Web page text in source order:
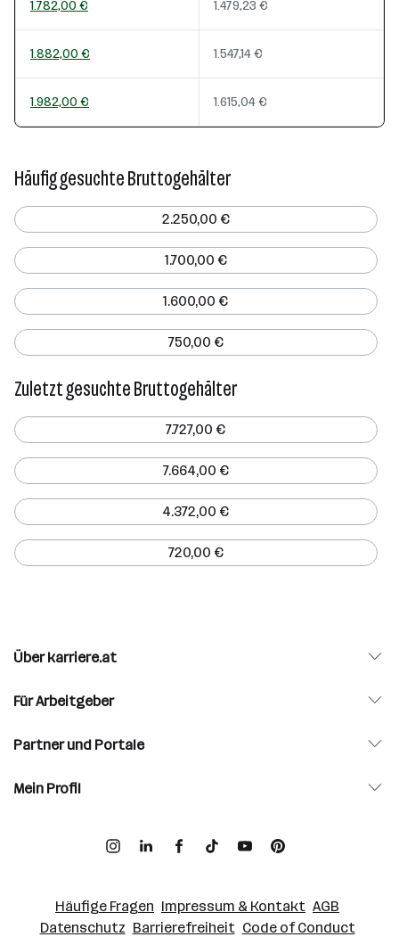
1.782,00 € 1.479,23 €
1.882,00 € 1.547,14 €
1.982,00 € 1.615,04 €
Häufig gesuchte Bruttogehälter
2.250,00 €
1.700,00 €
1.600,00 €
750,00 €
Zuletzt gesuchte Bruttogehälter
7.727,00 €
7.664,00 €
4.372,00 €
720,00 €
Über karriere.at
Für Arbeitgeber
Partner und Portale
Mein Profil
Häufige Fragen Impressum & Kontakt AGB
Datenschutz Barrierefreiheit Code of Conduct